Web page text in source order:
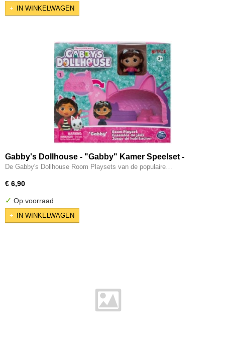
IN WINKELWAGEN
Gabby's Dollhouse - "Gabby" Kamer Speelset -
Poppenhuis - 3+ Deel 1
De Gabby's Dollhouse Room Playsets van de populaire…
€ 6,90
✓ Op voorraad
IN WINKELWAGEN